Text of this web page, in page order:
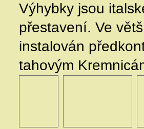
Výhybky jsou
přestavení. Ve
instalován
tahovým